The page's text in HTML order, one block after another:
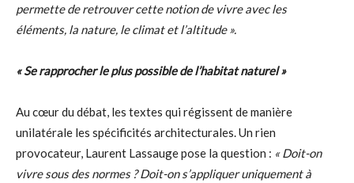
permette de retrouver cette notion de vivre avec les
éléments, la nature, le climat et l’altitude ».
« Se rapprocher le plus possible de l’habitat naturel »
Au cœur du débat, les textes qui régissent de manière
unilatérale les spécificités architecturales. Un rien
provocateur, Laurent Lassauge pose la question : « Doit-on
vivre sous des normes ? Doit-on s’appliquer uniquement à